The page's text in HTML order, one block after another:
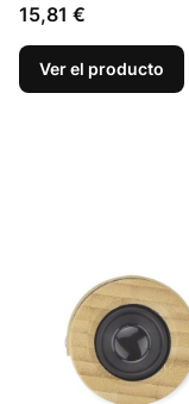
Precio
15,81 €
Ver el producto